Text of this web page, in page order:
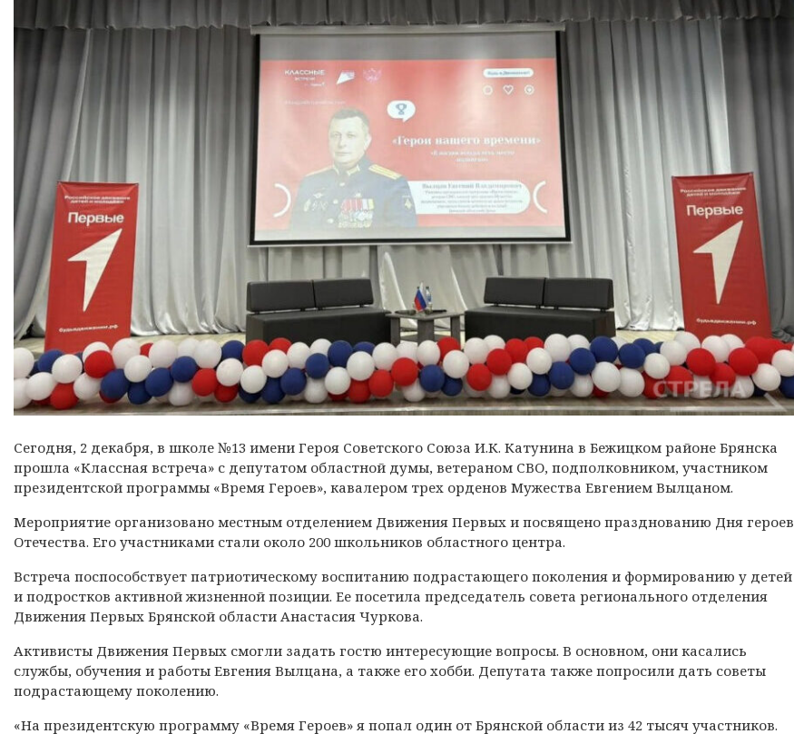
Сегодня, 2 декабря, в школе №13 имени Героя Советского Союза И.К. Катунина в Бежицком районе Брянска
прошла «Классная встреча» с депутатом областной думы, ветераном СВО, подполковником, участником
президентской программы «Время Героев», кавалером трех орденов Мужества Евгением Вылцаном.
Мероприятие организовано местным отделением Движения Первых и посвящено празднованию Дня героев
Отечества. Его участниками стали около 200 школьников областного центра.
Встреча поспособствует патриотическому воспитанию подрастающего поколения и формированию у детей
и подростков активной жизненной позиции. Ее посетила председатель совета регионального отделения
Движения Первых Брянской области Анастасия Чуркова.
Активисты Движения Первых смогли задать гостю интересующие вопросы. В основном, они касались
службы, обучения и работы Евгения Вылцана, а также его хобби. Депутата также попросили дать советы
подрастающему поколению.
«На президентскую программу «Время Героев» я попал один от Брянской области из 42 тысяч участников.